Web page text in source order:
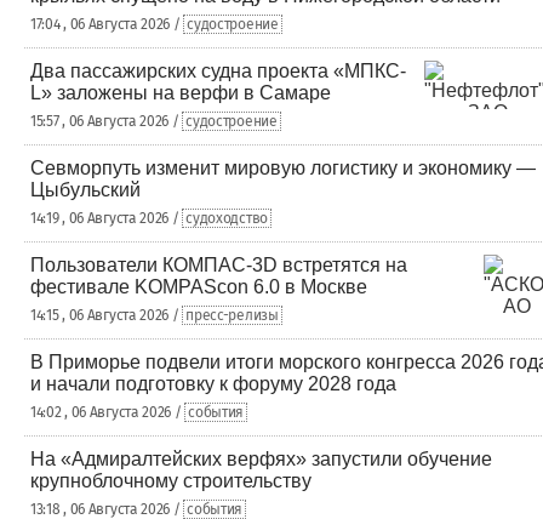
17:04 , 06 Августа 2026 / судостроение
Два пассажирских судна проекта «МПКС-
L» заложены на верфи в Самаре
15:57 , 06 Августа 2026 / судостроение
Севморпуть изменит мировую логистику и экономику —
Цыбульский
14:19 , 06 Августа 2026 / судоходство
Пользователи КОМПАС-3D встретятся на
фестивале KOMPAScon 6.0 в Москве
14:15 , 06 Августа 2026 / пресс-релизы
В Приморье подвели итоги морского конгресса 2026
и начали подготовку к форуму 2028 года
14:02 , 06 Августа 2026 / события
На «Адмиралтейских верфях» запустили обучение
крупноблочному строительству
13:18 , 06 Августа 2026 / события